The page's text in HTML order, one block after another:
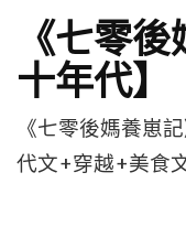
《七零
十年代】
《七零後媽養崽
代文+穿越+美食文